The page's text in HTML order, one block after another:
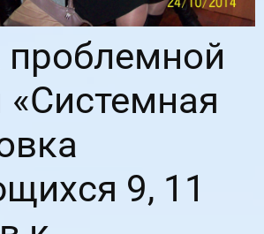
проблемной
«Системная
9, 11